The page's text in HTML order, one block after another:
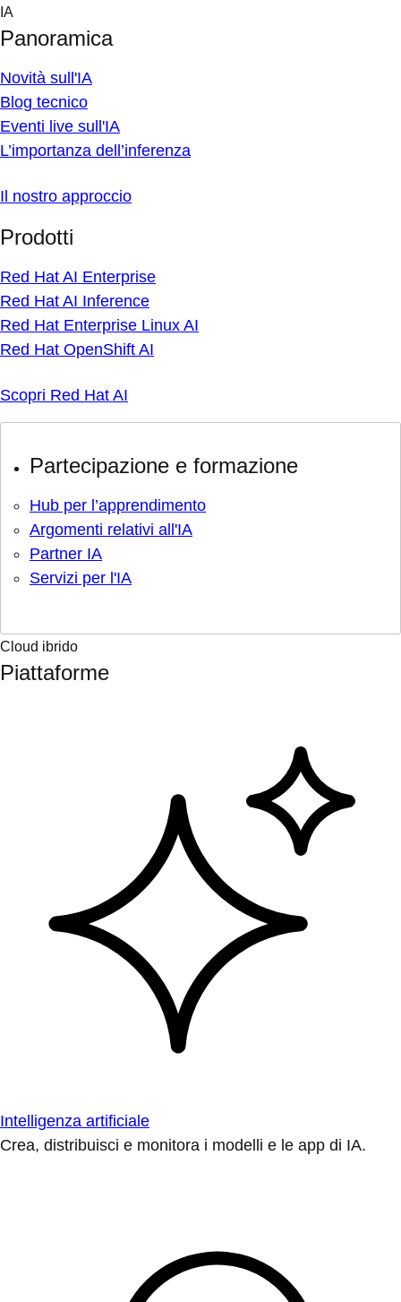
Skip
content
IA
Panoramica
Novità sull'IA
Blog tecnico
Eventi live sull'IA
L’importanza dell’inferenza
Il nostro approccio
Prodotti
Red Hat AI Enterprise
Red Hat AI Inference
Red Hat Enterprise Linux AI
Red Hat OpenShift AI
Scopri Red Hat AI
Partecipazione e formazione
Hub per l’apprendimento
Argomenti relativi all'IA
Partner IA
Servizi per l'IA
Cloud ibrido
Piattaforme
Intelligenza artificiale
Crea, distribuisci e monitora i modelli e le app di IA.